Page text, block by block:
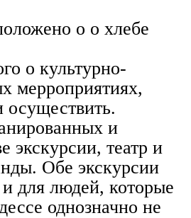
о о хлебе
о культурно-
мерроприятиях,
осуществить.
и
экскурсии, театр и
Обе экскурсии
для людей, которые
однозначно не